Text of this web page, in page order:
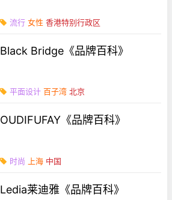
流行 女性 香港特别行政区
Black Bridge《品牌百科》
平面设计 百子湾 北京
OUDIFUFAY《品牌百科》
时尚 上海 中国
Ledia莱迪雅《品牌百科》